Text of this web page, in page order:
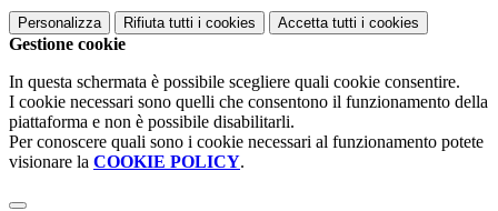
Personalizza Rifiuta tutti i cookies Accetta tutti i cookies
Gestione cookie
In questa schermata è possibile scegliere quali cookie consentire.
I cookie necessari sono quelli che consentono il funzionamento della
piattaforma e non è possibile disabilitarli.
Per conoscere quali sono i cookie necessari al funzionamento potete
visionare la COOKIE POLICY.